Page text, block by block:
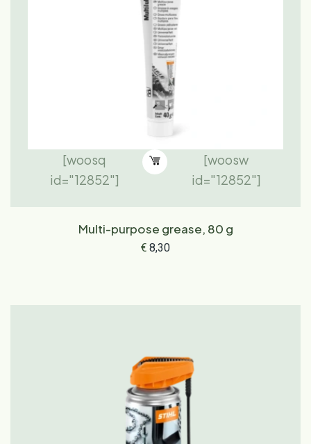
[woosq
id="12852"]
[woosw
id="12852"]
Multi-purpose grease, 80 g
€8,30